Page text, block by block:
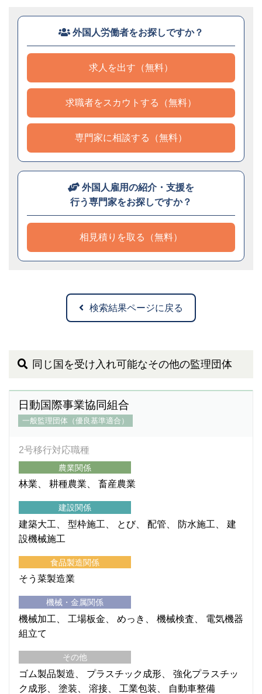
外国人労働者をお探しですか？
求人を出す（無料）
求職者をスカウトする（無料）
専門家に相談する（無料）
外国人雇用の紹介・支援を
行う専門家をお探しですか？
相見積りを取る（無料）
検索結果ページに戻る
同じ国を受け入れ可能なその他の監理団体
日動国際事業協同組合
一般監理団体（優良基準適合）
2号移行対応職種
農業関係
林業 耕種農業 畜産農業
建設関係
建築大工 型枠施工 とび 配管 防水施工
建
設機械施工
食品製造関係
そう菜製造業
機械・金属関係
機械加工 工場板金 めっき 機械検査
電気機器
組立て
その他
ゴム製品製造 プラスチック成形
強化プラスチッ
ク成形
塗装 溶接 工業包装 自動車整備